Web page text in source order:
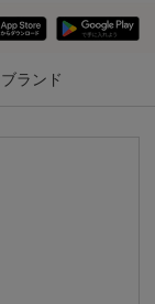
ブランド